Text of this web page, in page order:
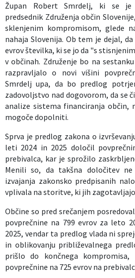
Župan Robert Smrdelj, ki se je
predsednik Združenja občin
sklenjenim kompromisom, glede
nahaja Slovenija. Ob tem je dejal,
evrov številka, ki se jo da "s
v občinah. Združenje bo na
razpravljalo o novi višini
Smrdelj upa, da bo predlog
zadovoljstvo nad dogovorom, da se
analize sistema financiranja občin,
mogoče dopolniti.
Sprva je predlog zakona o
leti 2024 in 2025 določil
prebivalca, kar je sprožilo
Menili so, da takšna določitev
izvajanja zakonsko predpisanih
vplivala na storitve, ki jih
Občine so pred srečanjem
povprečnine na 799 evrov za leto
2025, vendar ta predlog vlada ni
in oblikovanju približevalnega
prišlo do končnega kompromisa,
povprečnine na 725 evrov na